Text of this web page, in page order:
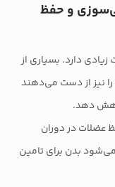
و حفظ
دارد. بسیاری از
نیز از دست می‌دهند
دهد.
عضلات در دوران
بدن برای تامین